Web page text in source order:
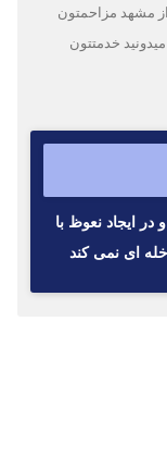
مشهد مزاحمتون
خدمتتون
ایجاد نعوظ با
ای نمی کند